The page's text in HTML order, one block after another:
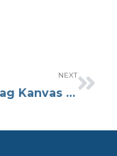
NEXT
Tote Bag Kanvas Polos: Pilihan untuk Gaya & Kepraktisan